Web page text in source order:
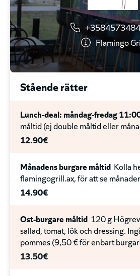
E-Meal Menu
Hamburgare,
läsk
15.95€
KebabKebab, pommes och
kebabsås och E-Meals vitlökssås
13.90€
13.90€
Pasta CarbonaraLunch pasta
13.90€
Chipotle Bacon BurgerLunch
13.90€
Sexy Halloumi BurgerLunch
13.90€
13.90€
Spicy Chickensallad
Caesarsallad Lunchsallad G L SE
13.90€
Flamingo
Stående rätter
Lunch-deal: måndag-fredag
måltid (ej double måltid eller
12.90€
Månadens burgare måltid Kolla
flamingogrill.ax, för att se
14.90€
Ost-burgare måltid 120 g
sallad, tomat, lök och dressing.
pommes (9,50 € för enbart
13.50€